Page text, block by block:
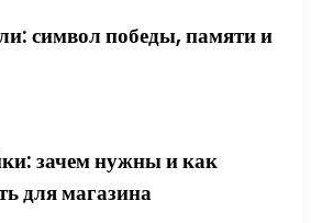
символ победы, памяти и
зачем нужны и как
для магазина